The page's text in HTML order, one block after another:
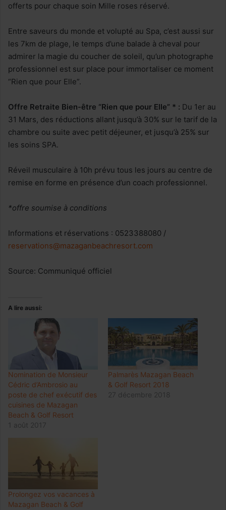
offerts pour chaque soin Mille roses réservé.
Entre saveurs du monde et volupté au Spa, c’est aussi sur
les 7km de plage, le temps d’une balade à cheval pour
admirer la magie du coucher de soleil, qu’un photographe
professionnel est sur place pour immortaliser ce moment
“Rien que pour Elle”.
Offre Retraite Bien-être “Rien que pour Elle” * : Du 1er au
31 Mars, des réductions allant jusqu’à 30% sur le tarif de la
chambre ou suite avec petit déjeuner, et jusqu’à 25% sur
les soins SPA.
Réveil musculaire à 10h prévu tous les jours au centre de
remise en forme en présence d’un coach professionnel.
*offre soumise à conditions
Informations et réservations : 0523388080 /
reservations@mazaganbeachresort.com
Source: Communiqué officiel
A lire aussi:
Nomination de Monsieur
Cédric d’Ambrosio au
poste de chef exécutif des
cuisines de Mazagan
Beach & Golf Resort
1 août 2017
Palmarès Mazagan Beach
& Golf Resort 2018
27 décembre 2018
Prolongez vos vacances à
Mazagan Beach & Golf